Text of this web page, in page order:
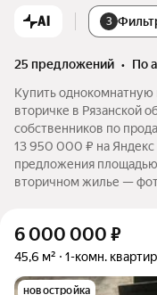
AI 3
25 предложений •
по
Купить однокомнатную
вторичке в Рязанской
собственников по
13 950 000 ₽ на
предложения площадью
вторичном жилье —
6 000 000 ₽
45,6 м² 1-комн.
новостройка